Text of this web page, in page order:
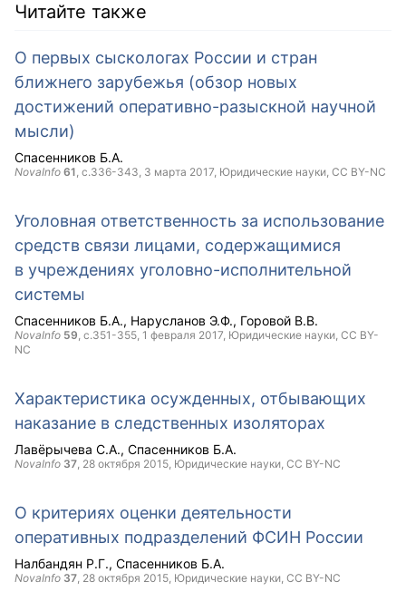
Читайте также
О первых сыскологах России и стран
ближнего зарубежья (обзор новых
достижений оперативно-разыскной научной
мысли)
Спасенников Б.А.
NovaInfo 61, с.336-343, 3 марта 2017, Юридические науки, CC BY-NC
Уголовная ответственность за использование
средств связи лицами, содержащимися
в учреждениях уголовно-исполнительной
системы
Спасенников Б.А. Нарусланов Э.Ф. Горовой В.В.
NovaInfo 59, с.351-355, 1 февраля 2017, Юридические науки, CC BY-
NC
Характеристика осужденных, отбывающих
наказание в следственных изоляторах
Лавёрычева С.А. Спасенников Б.А.
NovaInfo 37, 28 октября 2015, Юридические науки, CC BY-NC
О критериях оценки деятельности
оперативных подразделений ФСИН России
Налбандян Р.Г. Спасенников Б.А.
NovaInfo 37, 28 октября 2015, Юридические науки, CC BY-NC